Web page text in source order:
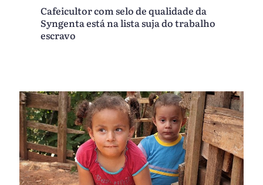
Cafeicultor com selo de qualidade da
Syngenta está na lista suja do trabalho
escravo